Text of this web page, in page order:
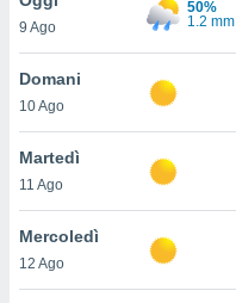
è
al sito
di
ci
di
il
9 Ago
50%
1.2 mm
Domani
10 Ago
Martedì
11 Ago
Mercoledì
12 Ago